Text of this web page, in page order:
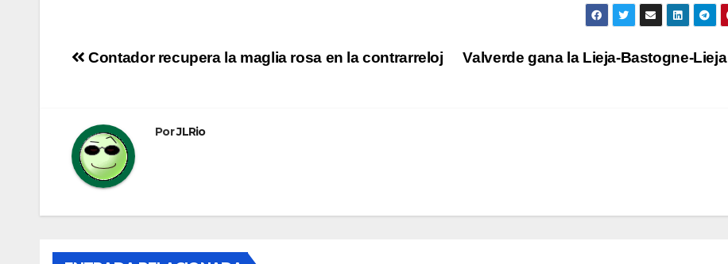
Navegación
entradas
Valverde gana la Lieja-Bastogne-Lieja
Contador recupera la maglia rosa en la contrarreloj
PorJLRio